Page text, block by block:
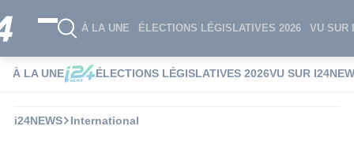
À LA UNE ÉLECTIONS LÉGISLATIVES 2026 VU SUR
À LA UNE ÉLECTIONS LÉGISLATIVES 2026VU SUR
i24NEWS International